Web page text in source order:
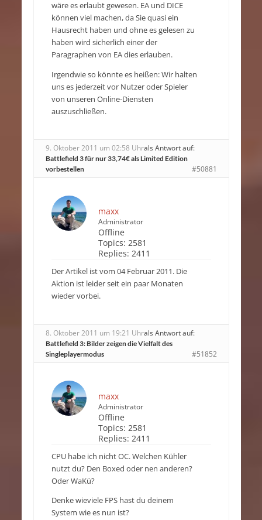
wäre es erlaubt gewesen. EA und DICE
können viel machen, da Sie quasi ein
Hausrecht haben und ohne es gelesen zu
haben wird sicherlich einer der
Paragraphen von EA dies erlauben.
Irgendwie so könnte es heißen: Wir halten
uns es jederzeit vor Nutzer oder Spieler
von unseren Online-Diensten
auszuschließen.
9. Oktober 2011 um 02:58 Uhrals Antwort auf:
Battlefield 3 für nur 33,74€ als Limited Edition
vorbestellen
#50881
maxx
Administrator
Offline
Topics: 2581
Replies: 2411
Der Artikel ist vom 04 Februar 2011. Die
Aktion ist leider seit ein paar Monaten
wieder vorbei.
8. Oktober 2011 um 19:21 Uhrals Antwort auf:
Battlefield 3: Bilder zeigen die Vielfalt des
Singleplayermodus
#51852
maxx
Administrator
Offline
Topics: 2581
Replies: 2411
CPU habe ich nicht OC. Welchen Kühler
nutzt du? Den Boxed oder nen anderen?
Oder WaKü?
Denke wieviele FPS hast du deinem
System wie es nun ist?